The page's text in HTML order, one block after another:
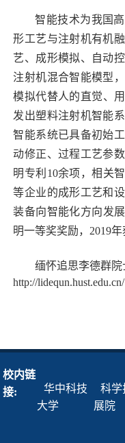
智能技术为我国
形工艺与注射机有机
艺、成形模拟、自动
注射机混合智能模型
模拟代替人的直觉、
发出塑料注射机智能
智能系统已具备初始
动修正、过程工艺参
明专利 10余项，相关
等企业的成形工艺和
装备向智能化方向发
明一等奖奖励， 2019年
缅怀追思李德群院
http://lidequn.hust.edu.cn/
校内链
接:
华中科技
大学
科学
展院